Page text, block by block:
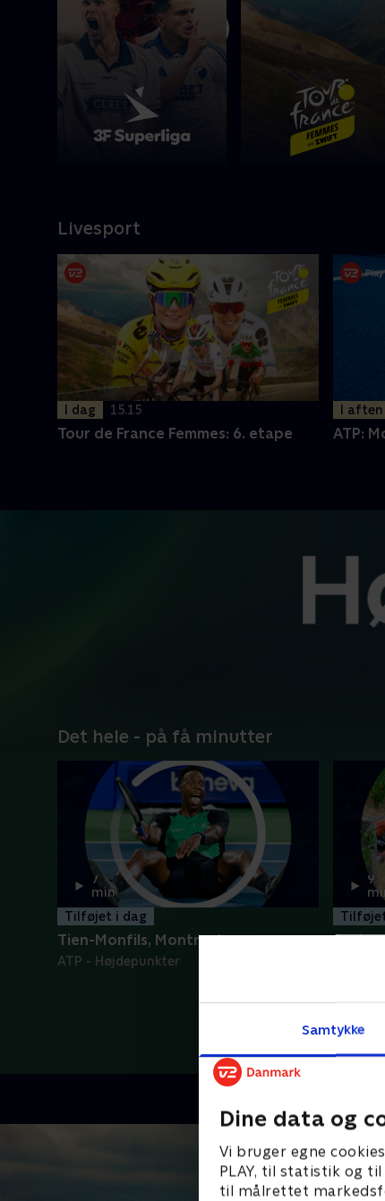
Samtykke
Dine data og
Vi bruger egne
PLAY, til statistik og
til målrettet
Afspil
Livesport
I dag 15.15
Tour de France Femmes: 6. etape
I aften
ATP:
Det hele - på få minutter
7
min
Tilføjet i dag
Tien-Monfils, Montreal
ATP - Højdepunkter
9
5.